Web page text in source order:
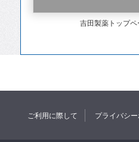
吉田製薬トップ
ご利用に際して プライバシ